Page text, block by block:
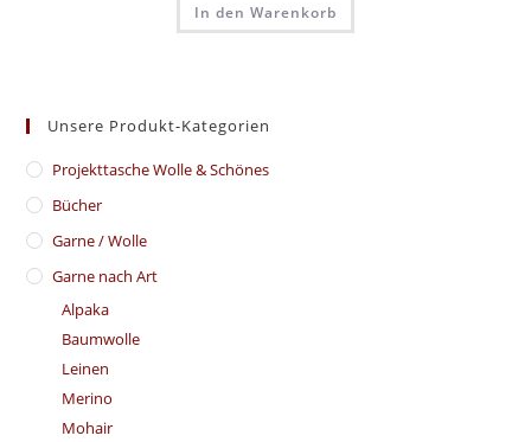
In den Warenkorb
Unsere Produkt-Kategorien
​Projekttasche Wolle & Schönes
Bücher
Garne / Wolle
Garne nach Art
Alpaka
Baumwolle
Leinen
Merino
Mohair